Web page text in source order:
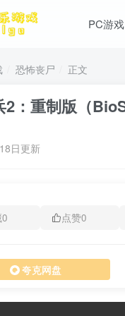
PC游戏
恐怖丧尸 正文
2：重制版（
日更新
0 点赞0
夸克网盘